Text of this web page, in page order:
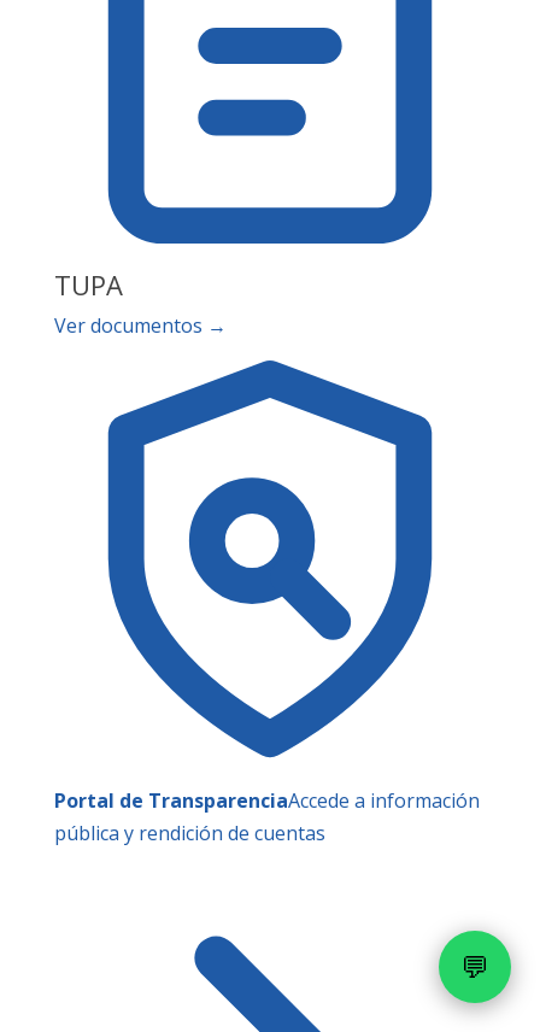
TUPA
Ver documentos →
Portal de TransparenciaAccede a información
pública y rendición de cuentas
💬